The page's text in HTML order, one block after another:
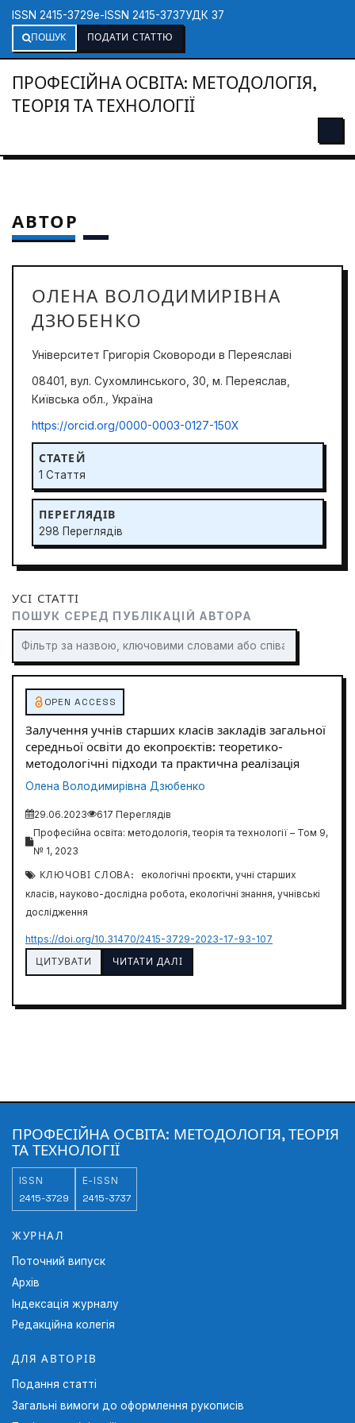
ISSN 2415-3729e-ISSN 2415-3737УДК 37
ПОШУК
ПОДАТИ СТАТТЮ
ПРОФЕСІЙНА ОСВІТА: МЕТОДОЛОГІЯ,
ТЕОРІЯ ТА ТЕХНОЛОГІЇ
АВТОР
ОЛЕНА ВОЛОДИМИРІВНА
ДЗЮБЕНКО
Університет Григорія Сковороди в Переяславі
08401, вул. Сухомлинського, 30, м. Переяслав,
Київська обл., Україна
https://orcid.org/0000-0003-0127-150Х
СТАТЕЙ
1 Стаття
ПЕРЕГЛЯДІВ
298 Переглядів
УСІ СТАТТІ
ПОШУК СЕРЕД ПУБЛІКАЦІЙ АВТОРА
OPEN ACCESS
Залучення учнів старших класів закладів загальної
середньої освіти до екопроєктів: теоретико-
методологічні підходи та практична реалізація
Олена Володимирівна Дзюбенко
29.06.2023
617 Переглядів
Професійна освіта: методологія, теорія та технології – Том 9,
№ 1, 2023
КЛЮЧОВІ СЛОВА:
екологічні проєкти, учні старших
класів, науково-дослідна робота, екологічні знання, учнівські
дослідження
https://doi.org/10.31470/2415-3729-2023-17-93-107
ЦИТУВАТИ ЧИТАТИ ДАЛІ
ПРОФЕСІЙНА ОСВІТА: МЕТОДОЛОГІЯ, ТЕОРІЯ
ТА ТЕХНОЛОГІЇ
ISSN
2415-3729
E-ISSN
2415-3737
ЖУРНАЛ
Поточний випуск
Архів
Індексація журналу
Редакційна колегія
ДЛЯ АВТОРІВ
Подання статті
Загальні вимоги до оформлення рукописів